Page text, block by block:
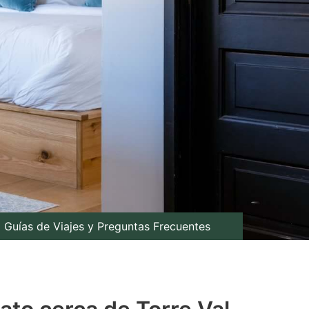
Guías de Viajes y Preguntas Frecuentes